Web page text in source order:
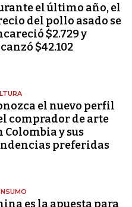
el último año, el
del pollo asado se
$2.729 y
$42.102
el nuevo perfil
comprador de arte
Colombia y sus
preferidas
es la apuesta para